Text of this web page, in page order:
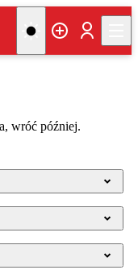
wróć później.